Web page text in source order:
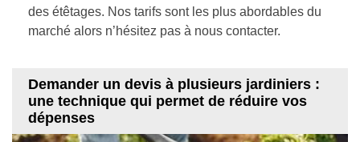
des étêtages. Nos tarifs sont les plus abordables du
marché alors n’hésitez pas à nous contacter.
Demander un devis à plusieurs jardiniers :
une technique qui permet de réduire vos
dépenses